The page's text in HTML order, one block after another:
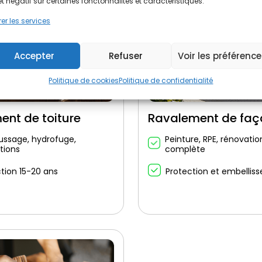
les services
Accepter Refuser Voir les
Politique de cookiesPolitique de confidentialité
de toiture
hydrofuge,
15-20 ans
Ravalement de
Peinture, RPE,
complète
Protection et